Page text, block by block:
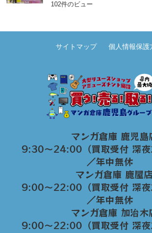
102件のビュー
サイトマップ 個人情報保護
マンガ倉庫 鹿児島
9:30～24:00（買取受付 深夜
／年中無休
マンガ倉庫 鹿屋店
9:00～22:00（買取受付 深夜
／年中無休
マンガ倉庫 加治木
9:00〜22:00（買取受付 深夜